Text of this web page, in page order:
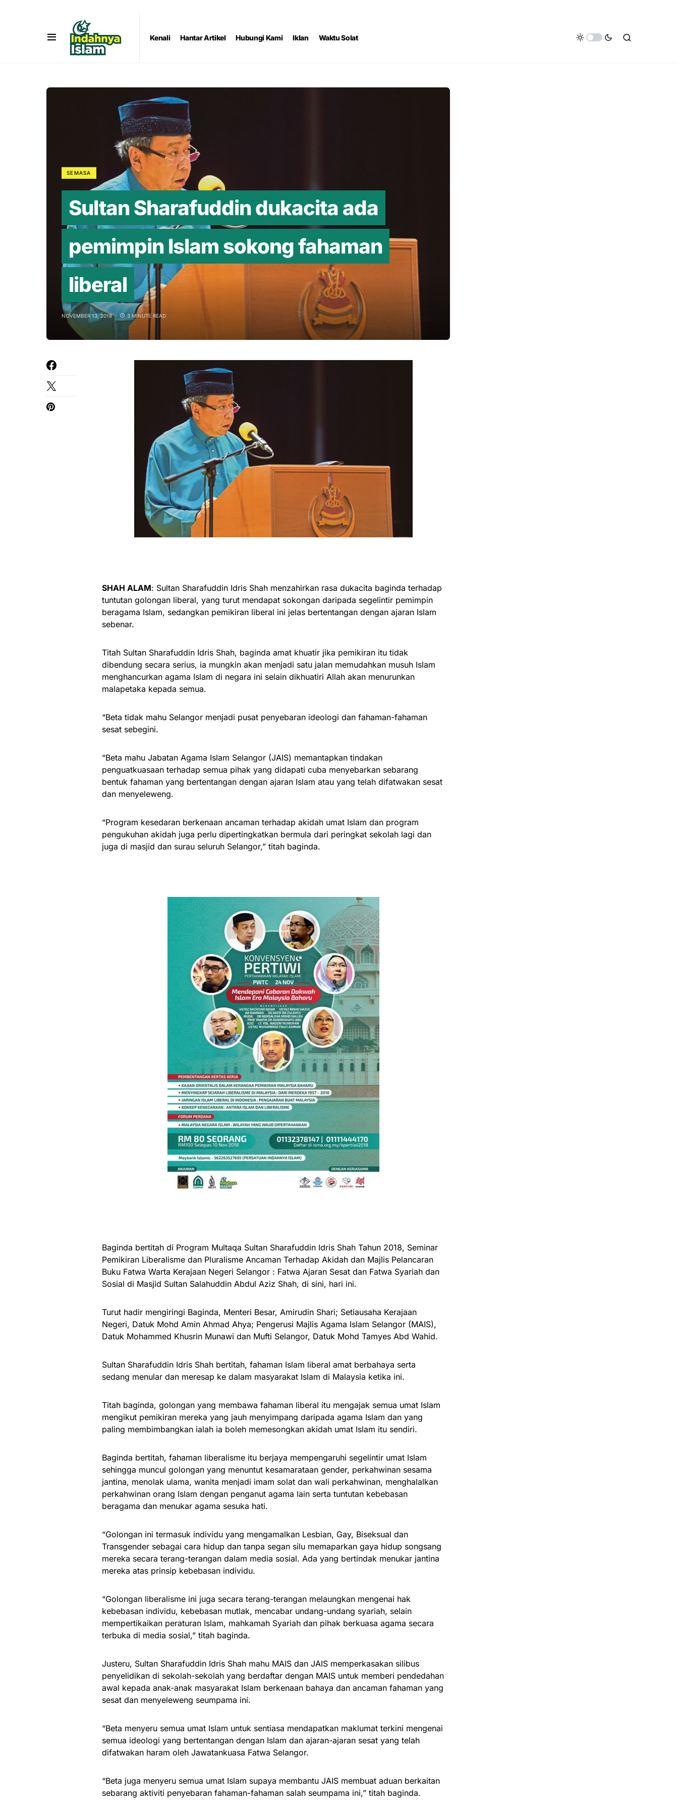
Kenali Hantar Artikel Hubungi Kami Iklan Waktu Solat
SEMASA
Sultan Sharafuddin dukacita ada
pemimpin Islam sokong fahaman
liberal
NOVEMBER 13, 2018 3 MINUTE READ
SHAH ALAM: Sultan Sharafuddin Idris Shah menzahirkan rasa dukacita baginda terhadap
tuntutan golongan liberal, yang turut mendapat sokongan daripada segelintir pemimpin
beragama Islam, sedangkan pemikiran liberal ini jelas bertentangan dengan ajaran Islam
sebenar.
Titah Sultan Sharafuddin Idris Shah, baginda amat khuatir jika pemikiran itu tidak
dibendung secara serius, ia mungkin akan menjadi satu jalan memudahkan musuh Islam
menghancurkan agama Islam di negara ini selain dikhuatiri Allah akan menurunkan
malapetaka kepada semua.
“Beta tidak mahu Selangor menjadi pusat penyebaran ideologi dan fahaman-fahaman
sesat sebegini.
“Beta mahu Jabatan Agama Islam Selangor (JAIS) memantapkan tindakan
penguatkuasaan terhadap semua pihak yang didapati cuba menyebarkan sebarang
bentuk fahaman yang bertentangan dengan ajaran Islam atau yang telah difatwakan sesat
dan menyeleweng.
“Program kesedaran berkenaan ancaman terhadap akidah umat Islam dan program
pengukuhan akidah juga perlu dipertingkatkan bermula dari peringkat sekolah lagi dan
juga di masjid dan surau seluruh Selangor,” titah baginda.
Baginda bertitah di Program Multaqa Sultan Sharafuddin Idris Shah Tahun 2018, Seminar
Pemikiran Liberalisme dan Pluralisme Ancaman Terhadap Akidah dan Majlis Pelancaran
Buku Fatwa Warta Kerajaan Negeri Selangor : Fatwa Ajaran Sesat dan Fatwa Syariah dan
Sosial di Masjid Sultan Salahuddin Abdul Aziz Shah, di sini, hari ini.
Turut hadir mengiringi Baginda, Menteri Besar, Amirudin Shari; Setiausaha Kerajaan
Negeri, Datuk Mohd Amin Ahmad Ahya; Pengerusi Majlis Agama Islam Selangor (MAIS),
Datuk Mohammed Khusrin Munawi dan Mufti Selangor, Datuk Mohd Tamyes Abd Wahid.
Sultan Sharafuddin Idris Shah bertitah, fahaman Islam liberal amat berbahaya serta
sedang menular dan meresap ke dalam masyarakat Islam di Malaysia ketika ini.
Titah baginda, golongan yang membawa fahaman liberal itu mengajak semua umat Islam
mengikut pemikiran mereka yang jauh menyimpang daripada agama Islam dan yang
paling membimbangkan ialah ia boleh memesongkan akidah umat Islam itu sendiri.
Baginda bertitah, fahaman liberalisme itu berjaya mempengaruhi segelintir umat Islam
sehingga muncul golongan yang menuntut kesamarataan gender, perkahwinan sesama
jantina, menolak ulama, wanita menjadi imam solat dan wali perkahwinan, menghalalkan
perkahwinan orang Islam dengan penganut agama lain serta tuntutan kebebasan
beragama dan menukar agama sesuka hati.
“Golongan ini termasuk individu yang mengamalkan Lesbian, Gay, Biseksual dan
Transgender sebagai cara hidup dan tanpa segan silu memaparkan gaya hidup songsang
mereka secara terang-terangan dalam media sosial. Ada yang bertindak menukar jantina
mereka atas prinsip kebebasan individu.
“Golongan liberalisme ini juga secara terang-terangan melaungkan mengenai hak
kebebasan individu, kebebasan mutlak, mencabar undang-undang syariah, selain
mempertikaikan peraturan Islam, mahkamah Syariah dan pihak berkuasa agama secara
terbuka di media sosial,” titah baginda.
Justeru, Sultan Sharafuddin Idris Shah mahu MAIS dan JAIS memperkasakan silibus
penyelidikan di sekolah-sekolah yang berdaftar dengan MAIS untuk memberi pendedahan
awal kepada anak-anak masyarakat Islam berkenaan bahaya dan ancaman fahaman yang
sesat dan menyeleweng seumpama ini.
“Beta menyeru semua umat Islam untuk sentiasa mendapatkan maklumat terkini mengenai
semua ideologi yang bertentangan dengan Islam dan ajaran-ajaran sesat yang telah
difatwakan haram oleh Jawatankuasa Fatwa Selangor.
“Beta juga menyeru semua umat Islam supaya membantu JAIS membuat aduan berkaitan
sebarang aktiviti penyebaran fahaman-fahaman salah seumpama ini,” titah baginda.